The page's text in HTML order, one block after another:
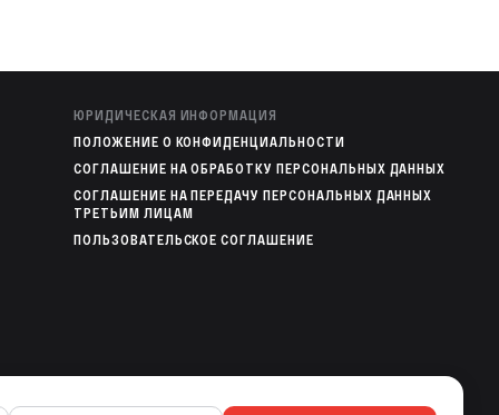
ЮРИДИЧЕСКАЯ ИНФОРМАЦИЯ
ПОЛОЖЕНИЕ О КОНФИДЕНЦИАЛЬНОСТИ
СОГЛАШЕНИЕ НА ОБРАБОТКУ ПЕРСОНАЛЬНЫХ ДАННЫХ
СОГЛАШЕНИЕ НА ПЕРЕДАЧУ ПЕРСОНАЛЬНЫХ ДАННЫХ
ТРЕТЬИМ ЛИЦАМ
ПОЛЬЗОВАТЕЛЬСКОЕ СОГЛАШЕНИЕ
МОБИЛЬНЫЕ ПРИЛОЖЕНИЯ